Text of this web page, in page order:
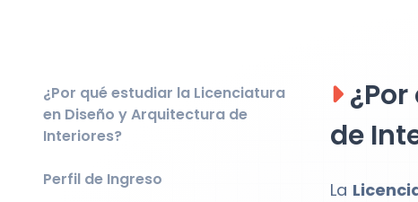
¿Por qué estudiar la Licenciatura
en Diseño y Arquitectura de
Interiores?
Perfil de Ingreso
de
La